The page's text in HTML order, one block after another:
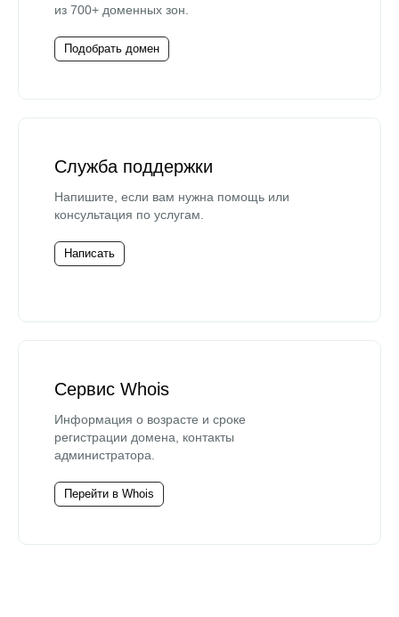
из 700+ доменных зон.
Подобрать домен
Служба поддержки
Напишите, если вам нужна помощь или
консультация по услугам.
Написать
Сервис Whois
Информация о возрасте и сроке
регистрации домена, контакты
администратора.
Перейти в Whois